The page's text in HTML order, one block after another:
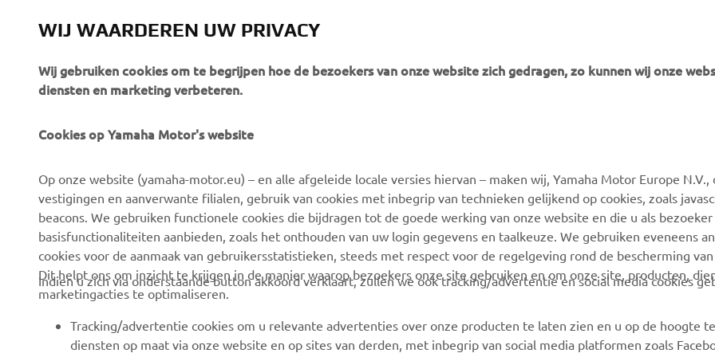
CORPORATE
Over ons
Nieuws
Evenementen
Werken bij Yamaha
Dealer worden
Mensenrechtenbeleid
BUSINESS
eBike-systemen
Autoriteiten
Golfterreinen
Eerstehulpverleners
Rijscholen
Robotics
Partnerschappen
MyYamaha
Yamaha Music
Yamaha Racing
Yamaha Motor Global
Webshop Support
Onderdelen Catalogus
Onderhoudsafspraak
maken
Vind een Yamaha-dealer
Afvalbatterijen
WIJ WAARDEREN UW PRIVACY
Wij gebruiken cookies om te begrijpen hoe de bezoekers van onze website zich gedragen, zo kunnen wij onze
diensten en marketing verbeteren.
Cookies op Yamaha Motor's website
Op onze website (yamaha-motor.eu) – en alle afgeleide locale versies hiervan – maken wij, Yamaha Motor Europe N.V.,
vestigingen en aanverwante filialen, gebruik van cookies met inbegrip van technieken gelijkend op cookies, zoals
beacons. We gebruiken functionele cookies die bijdragen tot de goede werking van onze website en die u als bezoeker
basisfunctionaliteiten aanbieden, zoals het onthouden van uw login gegevens en taalkeuze. We gebruiken eveneens
cookies voor de aanmaak van gebruikersstatistieken, steeds met respect voor de regelgeving rond de bescherming
Dit helpt ons om inzicht te krijgen in de manier waarop bezoekers onze site gebruiken en om onze site, producten,
marketingacties te optimaliseren.
Indien u zich via onderstaande button akkoord verklaart, zullen we ook tracking/advertentie en social media cookies
Tracking/advertentie cookies om u relevante advertenties over onze producten te laten zien en u op de hoogte
diensten op maat via onze website en op sites van derden, met inbegrip van social media platformen zoals